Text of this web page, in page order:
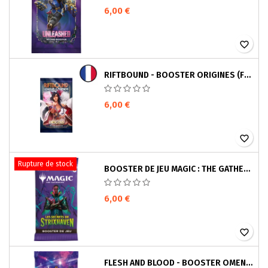
6,00 €
favorite_border
RIFTBOUND - BOOSTER ORIGINES (FRANÇAIS)
6,00 €
favorite_border
Rupture de stock BOOSTER DE JEU MAGIC : THE GATHERING - LES SECRETS DE STRIXHAVENT (FRANÇAIS)
6,00 €
favorite_border
FLESH AND BLOOD - BOOSTER OMENS OF THE THIRD AGE (ANGLAIS)